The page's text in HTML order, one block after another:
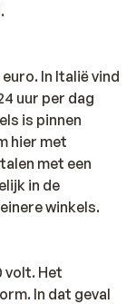
In Italië vind
uur per dag
is pinnen
hier met
met een
in de
winkels.
volt. Het
In dat geval